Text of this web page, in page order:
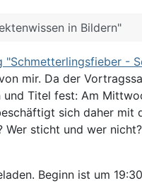
in Bildern"
"Schmetterlingsfieber -
mir. Da der
Titel fest: Am
sich daher
Wer sticht und wer
Beginn ist um